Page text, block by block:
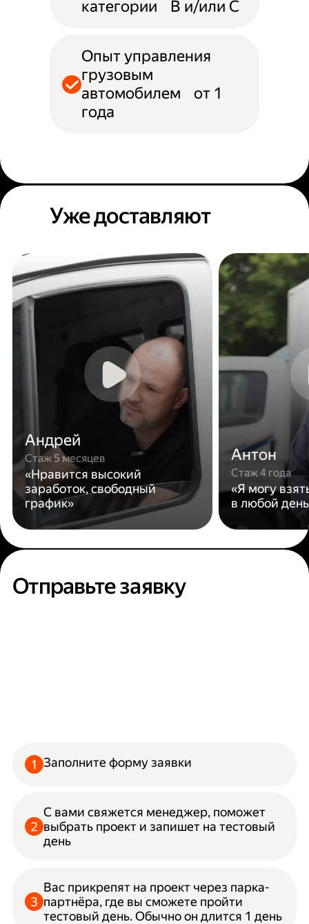
категории B и/или С
Опыт управления
грузовым
автомобилем от 1
года
Уже доставляют
Андрей
Стаж 5 месяцев
«Нравится высокий
заработок, свободный
график»
Антон
Стаж 4 года
«Я могу
в любой
Отправьте заявку
Заполните форму заявки
С вами свяжется менеджер, поможет
выбрать проект и запишет на тестовый
день
Вас прикрепят на проект через парка-
партнёра, где вы сможете пройти
тестовый день. Обычно он длится 1 день